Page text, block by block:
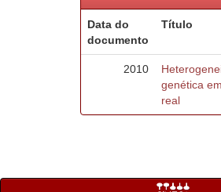
Data do
documento
Título
2010
genética
real